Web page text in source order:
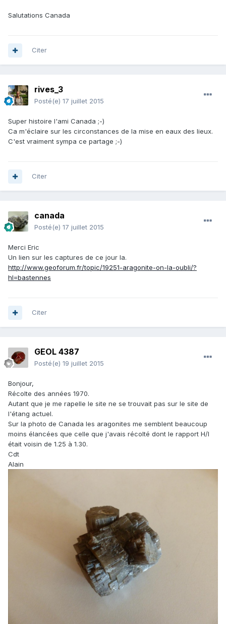
Salutations Canada
Citer
rives_3
Posté(e) 17 juillet 2015
Super histoire l'ami Canada ;-)
Ca m'éclaire sur les circonstances de la mise en eaux des lieux.
C'est vraiment sympa ce partage ;-)
Citer
canada
Posté(e) 17 juillet 2015
Merci Eric
Un lien sur les captures de ce jour la.
http://www.geoforum.fr/topic/19251-aragonite-on-la-oubli/?
hl=bastennes
Citer
GEOL 4387
Posté(e) 19 juillet 2015
Bonjour,
Récolte des années 1970.
Autant que je me rapelle le site ne se trouvait pas sur le site de
l'étang actuel.
Sur la photo de Canada les aragonites me semblent beaucoup
moins élancées que celle que j'avais récolté dont le rapport H/l
était voisin de 1.25 à 1.30.
Cdt
Alain